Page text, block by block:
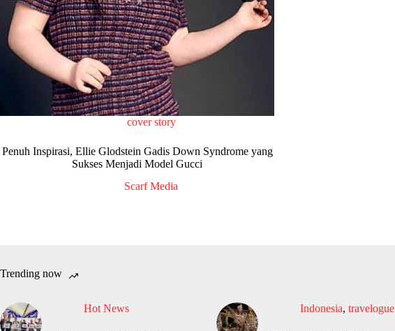
cover story
Penuh Inspirasi, Ellie Glodstein Gadis Down Syndrome yang
Sukses Menjadi Model Gucci
Scarf Media
Trending now
Hot News Indonesia, travelogue